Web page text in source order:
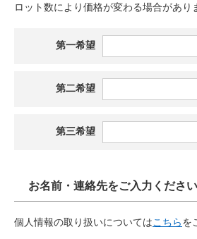
ロット数により価格が変わる場合があり
第一希望
第二希望
第三希望
お名前・連絡先をご入力ください
個人情報の取り扱いについてはこちらを